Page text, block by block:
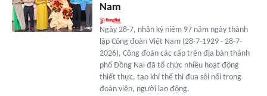
Nam
Ngày 28-7, nhân kỷ niệm 97 năm ngày thành
lập Công đoàn Việt Nam (28-7-1929 - 28-7-
2026), Công đoàn các cấp trên địa bàn thành
phố Đồng Nai đã tổ chức nhiều hoạt động
thiết thực, tạo khí thế thi đua sôi nổi trong
đoàn viên, người lao động.